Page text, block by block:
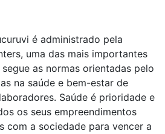
é administrado pela
uma das mais importantes
as normas orientadas pelo
na saúde e bem-estar de
Saúde é prioridade e
os seus empreendimentos
com a sociedade para vencer a